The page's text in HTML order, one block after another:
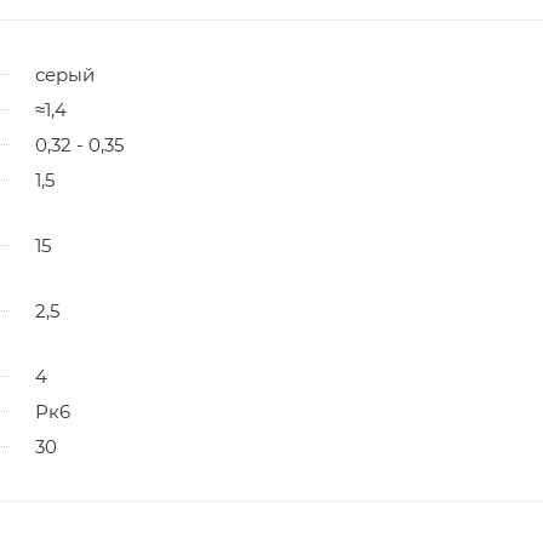
серый
≈1,4
0,32 - 0,35
1,5
15
2,5
4
Рк6
30